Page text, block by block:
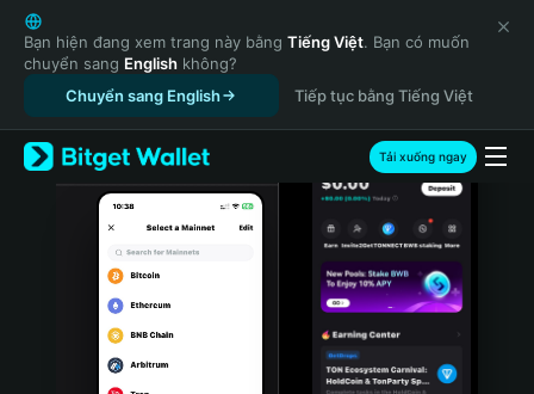
English
日本語
Tiếng Việt
Русский
Español (Latinoamérica)
Türkçe
Italiano
Português (Portugal)
Bahasa Indonesia
Bạn hiện đang xem trang này bằng Tiếng Việt. Bạn có muốn
chuyển sang English không?
Chuyển sang English
Tiếp tục bằng Tiếng Việt
Tải xuống ngay